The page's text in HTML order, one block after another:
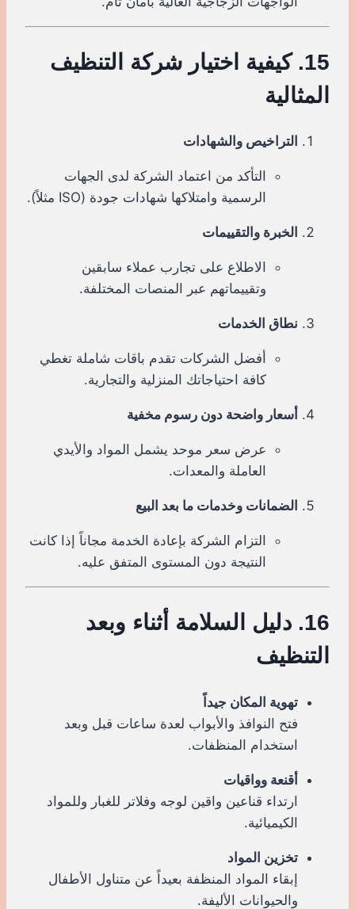
15. كيفية اختيار شركة التنظيف
المثالية
التراخيص والشهادات
التأكد من اعتماد الشركة لدى الجهات
الرسمية وامتلاكها شهادات جودة (ISO مثلاً).
الخبرة والتقييمات
الاطلاع على تجارب عملاء سابقين
وتقييماتهم عبر المنصات المختلفة.
نطاق الخدمات
أفضل الشركات تقدم باقات شاملة تغطي
كافة احتياجاتك المنزلية والتجارية.
أسعار واضحة دون رسوم مخفية
عرض سعر موحد يشمل المواد والأيدي
العاملة والمعدات.
الضمانات وخدمات ما بعد البيع
التزام الشركة بإعادة الخدمة مجاناً إذا كانت
النتيجة دون المستوى المتفق عليه.
16. دليل السلامة أثناء وبعد
التنظيف
تهوية المكان جيداً
فتح النوافذ والأبواب لعدة ساعات قبل وبعد
استخدام المنظفات.
أقنعة وواقيات
ارتداء قناعين واقين لوجه وفلاتر للغبار وللمواد
الكيميائية.
تخزين المواد
إبقاء المواد المنظفة بعيداً عن متناول الأطفال
والحيوانات الأليفة.